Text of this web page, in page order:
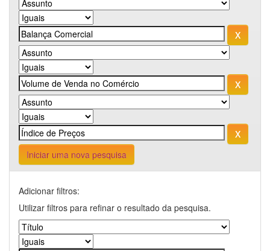
Iniciar uma nova pesquisa
Adicionar filtros:
Utilizar filtros para refinar o resultado da pesquisa.